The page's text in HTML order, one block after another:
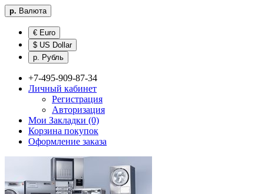
р. Валюта
€ Euro
$ US Dollar
р. Рубль
+7-495-909-87-34
Личный кабинет
Регистрация
Авторизация
Мои Закладки (0)
Корзина покупок
Оформление заказа